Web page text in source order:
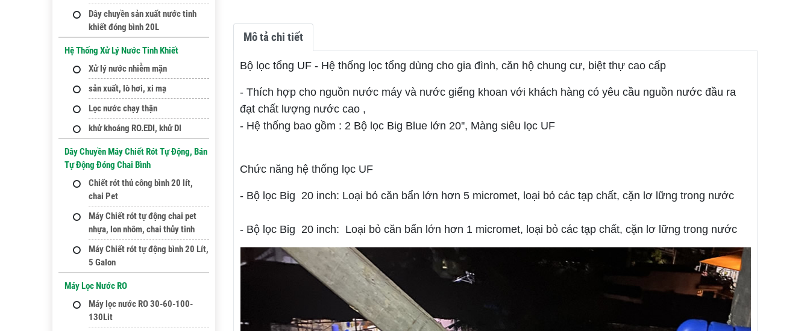
Mô tả chi tiết
Bộ lọc tổng UF - Hệ thống lọc tổng dùng cho gia đình, căn hộ chung cư, biệt thự cao cấp
- Thích hợp cho nguồn nước máy và nước giếng khoan với khách hàng có yêu cầu nguồn nước đầu ra
đạt chất lượng nước cao ,
- Hệ thống bao gồm : 2 Bộ lọc Big Blue lớn 20'', Màng siêu lọc UF
Chức năng hệ thống lọc UF
- Bộ lọc Big 20 inch: Loại bỏ căn bẩn lớn hơn 5 micromet, loại bỏ các tạp chất, cặn lơ lững trong nước
- Bộ lọc Big 20 inch: Loại bỏ căn bẩn lớn hơn 1 micromet, loại bỏ các tạp chất, cặn lơ lững trong nước
Dây chuyền sản xuất nước tinh
khiết đóng bình 20L
Hệ Thống Xử Lý Nước Tinh Khiết
Xử lý nước nhiễm mặn
sản xuất, lò hơi, xi mạ
Lọc nước chạy thận
khử khoáng RO.EDI, khử DI
Dây Chuyền Máy Chiết Rót Tự Động, Bán
Tự Động Đóng Chai Bình
Chiết rót thủ công bình 20 lít,
chai Pet
Máy Chiết rót tự động chai pet
nhựa, lon nhôm, chai thủy tinh
Máy Chiết rót tự động bình 20 Lít,
5 Galon
Máy Lọc Nước RO
Máy lọc nước RO 30-60-100-
130Lit